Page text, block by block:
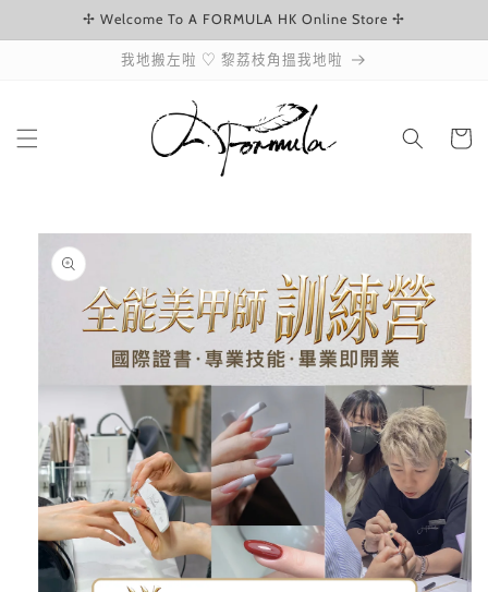
跳至內容✢ Welcome To A FORMULA HK Online Store ✢
我地搬左啦 ♡ 黎荔枝角搵我地啦
物
略過產品
資訊